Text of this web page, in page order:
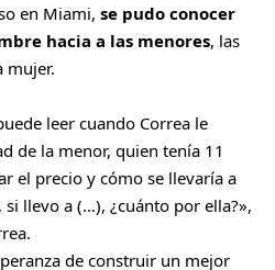
en Miami, se pudo conocer
hacia a las menores, las
mujer.
leer cuando Correa le
de la menor, quien tenía 11
el precio y cómo se llevaría a
llevo a (…), ¿cuánto por ella?»,
de construir un mejor